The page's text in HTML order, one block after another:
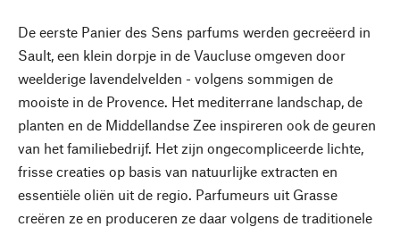
De eerste Panier des Sens parfums werden gecreëerd in
Sault, een klein dorpje in de Vaucluse omgeven door
weelderige lavendelvelden - volgens sommigen de
mooiste in de Provence. Het mediterrane landschap, de
planten en de Middellandse Zee inspireren ook de geuren
van het familiebedrijf. Het zijn ongecompliceerde lichte,
frisse creaties op basis van natuurlijke extracten en
essentiële oliën uit de regio. Parfumeurs uit Grasse
creëren ze en produceren ze daar volgens de traditionele